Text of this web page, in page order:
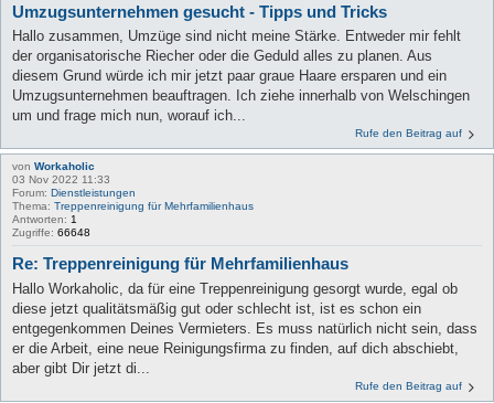
Umzugsunternehmen gesucht - Tipps und Tricks
Hallo zusammen, Umzüge sind nicht meine Stärke. Entweder mir fehlt
der organisatorische Riecher oder die Geduld alles zu planen. Aus
diesem Grund würde ich mir jetzt paar graue Haare ersparen und ein
Umzugsunternehmen beauftragen. Ich ziehe innerhalb von Welschingen
um und frage mich nun, worauf ich...
Rufe den Beitrag auf
von Workaholic
03 Nov 2022 11:33
Forum: Dienstleistungen
Thema: Treppenreinigung für Mehrfamilienhaus
Antworten: 1
Zugriffe: 66648
Re: Treppenreinigung für Mehrfamilienhaus
Hallo Workaholic, da für eine Treppenreinigung gesorgt wurde, egal ob
diese jetzt qualitätsmäßig gut oder schlecht ist, ist es schon ein
entgegenkommen Deines Vermieters. Es muss natürlich nicht sein, dass
er die Arbeit, eine neue Reinigungsfirma zu finden, auf dich abschiebt,
aber gibt Dir jetzt di...
Rufe den Beitrag auf